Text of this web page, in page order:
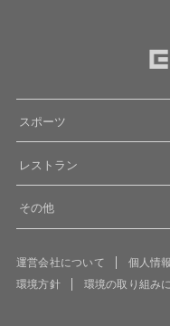
スポーツ
レストラン
その他
運営会社について 個人情
環境方針
環境の取り組み